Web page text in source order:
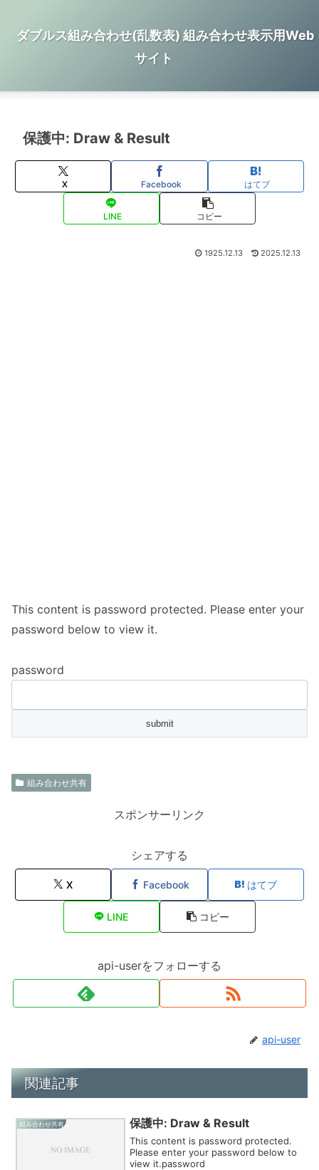
ダブルス組み合わせ(乱数表) 組み合わせ表示用Web
サイト
保護中: Draw & Result
X Facebook はてブ
LINE コピー
1925.12.13 2025.12.13
This content is password protected. Please enter your
password below to view it.
password
組み合わせ共有
スポンサーリンク
シェアする
X Facebook はてブ
LINE コピー
api-userをフォローする
api-user
関連記事
組み合わせ共有 保護中: Draw & Result
This content is password protected.
Please enter your password below to
view it.password